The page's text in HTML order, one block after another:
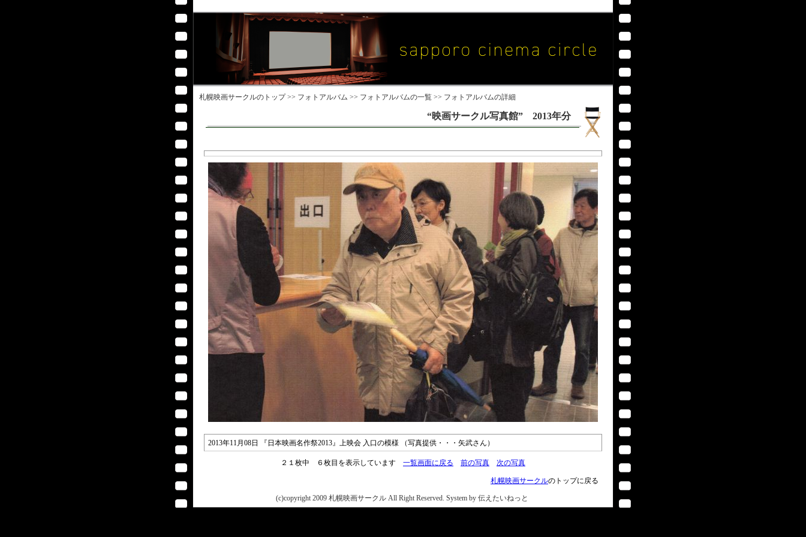
札幌映画サークルのトップ >> フォトアルバム >> フォトアルバムの一覧 >> フォトアルバムの詳細
“映画サークル写真館” 2013年分
2013年11月08日 『日本映画名作祭2013』上映会 入口の模様 （写真提供・・・矢武さん）
２１枚中 ６枚目を表示しています 一覧画面に戻る 前の写真 次の写真
札幌映画サークルのトップに戻る
(c)copyright 2009 札幌映画サークル All Right Reserved. System by 伝えたいねっと